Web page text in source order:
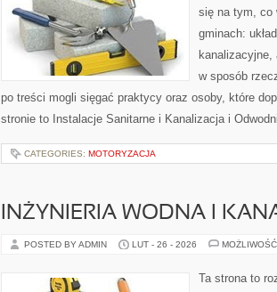
się na tym, co
gminach:
kanalizacyjne,
w sposób
po treści mogli sięgać praktycy oraz osoby, które
stronie to Instalacje Sanitarne i Kanalizacja i
CATEGORIES: MOTORYZACJA
INŻYNIERIA WODNA I
POSTED BY ADMIN LUT - 26 - 2026
Ta strona to